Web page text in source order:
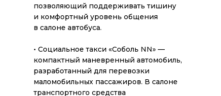
позволяющий поддерживать тишину
и комфортный уровень общения
в салоне автобуса.
• Социальное такси «Соболь NN» —
компактный маневренный автомобиль,
разработанный для перевозки
маломобильных пассажиров. В салоне
транспортного средства